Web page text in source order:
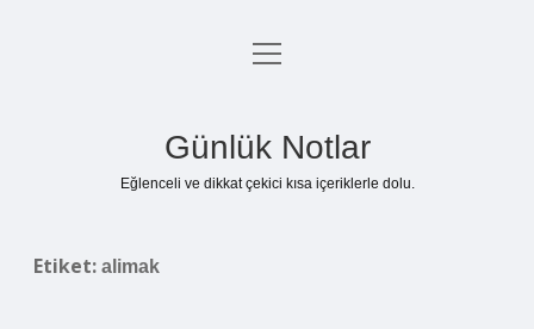
Anasayfa
menüyü
Günlük Notlar
Eğlenceli ve dikkat çekici kısa içeriklerle dolu.
Etiket: alimak